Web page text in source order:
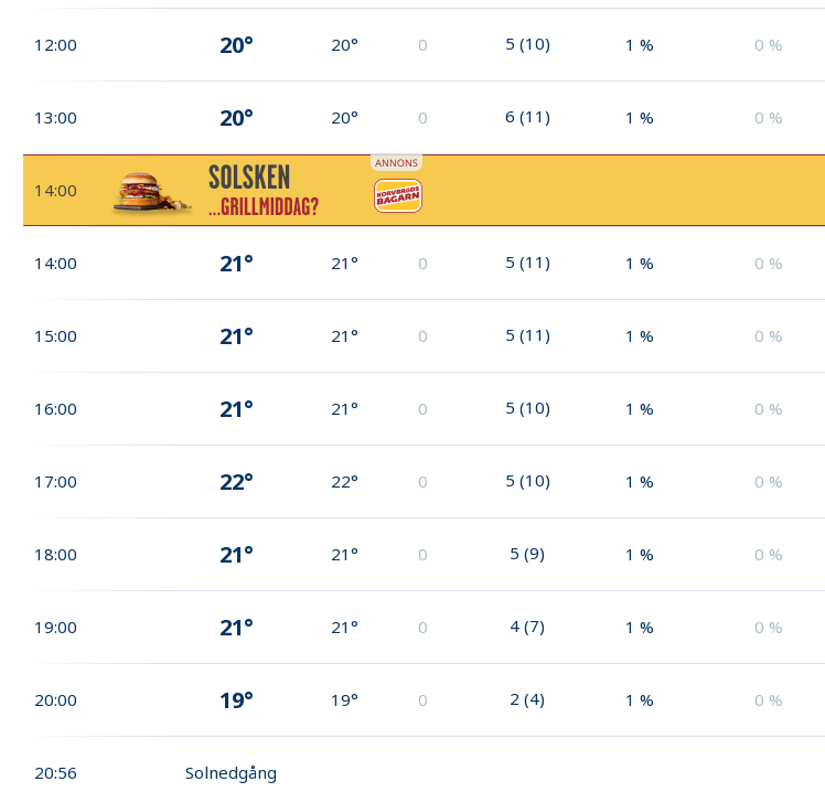
12:00 20° 20° 0 5 (10) 1 % 0 %
13:00 20° 20° 0 6 (11) 1 % 0 %
14:00
14:00 21° 21° 0 5 (11) 1 % 0 %
15:00 21° 21° 0 5 (11) 1 % 0 %
16:00 21° 21° 0 5 (10) 1 % 0 %
17:00 22° 22° 0 5 (10) 1 % 0 %
18:00 21° 21° 0 5 (9) 1 % 0 %
19:00 21° 21° 0 4 (7) 1 % 0 %
20:00 19° 19° 0 2 (4) 1 % 0 %
20:56 Solnedgång